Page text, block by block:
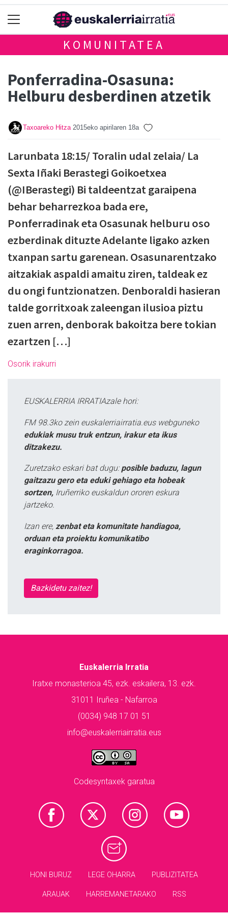
KOMUNITATEA
Ponferradina-Osasuna:
Helburu desberdinen atzetik
Taxoareko Hitza 2015eko apirilaren 18a
Larunbata 18:15/ Toralin udal zelaia/ La
Sexta Iñaki Berastegi Goikoetxea
(@IBerastegi) Bi taldeentzat garaipena
behar beharrezkoa bada ere,
Ponferradinak eta Osasunak helburu oso
ezberdinak dituzte Adelante ligako azken
txanpan sartu garenean. Osasunarentzako
aitzakiak aspaldi amaitu ziren, taldeak ez
du ongi funtzionatzen. Denboraldi hasieran
talde gorritxoak zaleengan ilusioa piztu
zuen arren, denborak bakoitza bere tokian
ezartzen […]
Osorik irakurri
EUSKALERRIA IRRATIAzale hori:
FM 98.3ko zein euskalerriairratia.eus webguneko
edukiak musu truk entzun, irakur eta ikus
ditzakezu.
Zuretzako eskari bat dugu: posible baduzu, lagun
gaitzazu gero eta eduki gehiago eta hobeak
sortzen, Iruñerriko euskaldun ororen eskura
jartzeko.
Izan ere, zenbat eta komunitate handiagoa,
orduan eta proiektu komunikatibo
eraginkorragoa.
Bazkidetu zaitez!
Euskalerria Irratia
Iratxe monasterioa 45, ezk. eskailera, 13. ezk.
31011 Iruñea - Nafarroa
(0034) 948 17 01 51
info@euskalerriairratia.eus
Codesyntaxek garatua
HONI BURUZ LEGE OHARRA PUBLIZITATEA
ARAUAK HARREMANETARAKO RSS